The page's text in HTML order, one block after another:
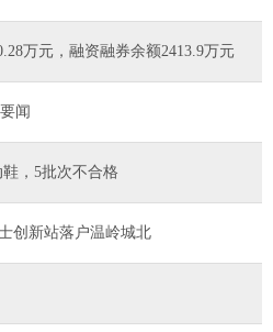
万元，融资融券余额2413.9万元
闻
鞋，5批次不合格
创新站落户温岭城北